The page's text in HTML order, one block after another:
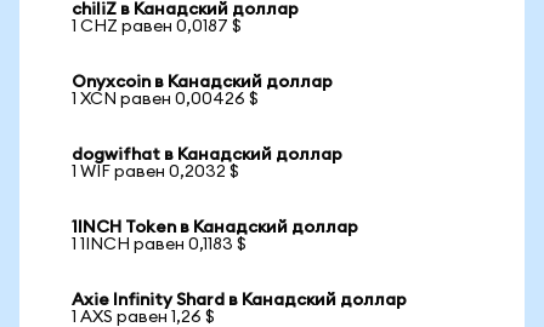
chiliZ в Канадский доллар
1 CHZ равен 0,0187 $
Onyxcoin в Канадский доллар
1 XCN равен 0,00426 $
dogwifhat в Канадский доллар
1 WIF равен 0,2032 $
1INCH Token в Канадский доллар
1 1INCH равен 0,1183 $
Axie Infinity Shard в Канадский доллар
1 AXS равен 1,26 $